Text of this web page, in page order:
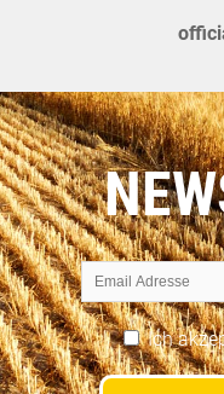
Ich